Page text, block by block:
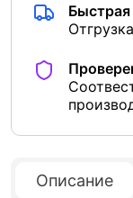
Быстрая
Описание